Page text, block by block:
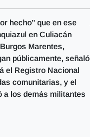
hecho” que en ese
en Culiacán
Marentes,
públicamente, señaló
el Registro Nacional
comunitarias, y el
a los demás militantes